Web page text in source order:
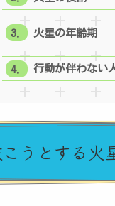
火星の年齢期
行動が伴わない
うとする火